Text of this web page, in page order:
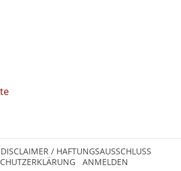
DISCLAIMER / HAFTUNGSAUSSCHLUSS
ANMELDEN